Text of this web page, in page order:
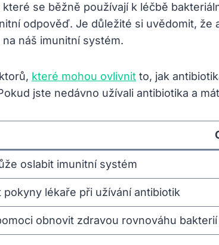
které se běžně používají k léčbě
odpověď. Je důležité si uvědomit,
náš imunitní systém.
které mohou ovlivnit to, jak
jste nedávno užívali antibiotika a
oslabit imunitní systém
lékaře při užívání antibiotik
obnovit zdravou rovnováhu